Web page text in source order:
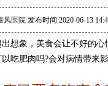
风医院 发布时间:2020-06-13
象，美食会让不好的心
吃肥肉吗?会对病情带来